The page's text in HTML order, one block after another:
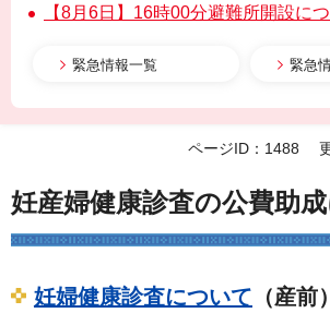
【8月6日】16時00分避難所開設に
緊急情報一覧 緊急
ページID：1488
妊産婦健康診査の公費助
妊婦健康診査について （産前）